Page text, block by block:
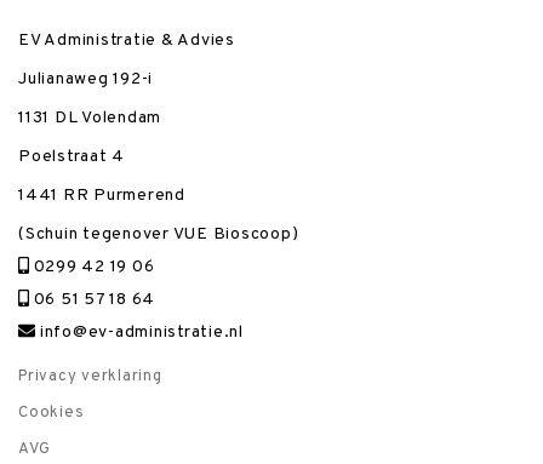
EV Administratie & Advies
Julianaweg 192-i
1131 DL Volendam
Poelstraat 4
1441 RR Purmerend
(Schuin tegenover VUE Bioscoop)
0299 42 19 06
06 51 57 18 64
info@ev-administratie.nl
Privacy verklaring
Cookies
AVG